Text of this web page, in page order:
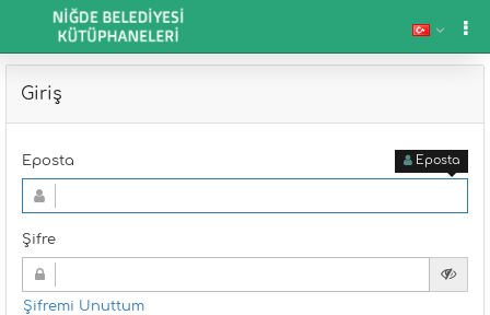
Giriş
Eposta Eposta
Şifre
Şifremi Unuttum